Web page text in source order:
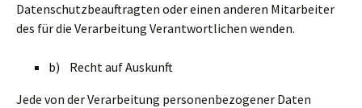
Datenschutzbeauftragten oder einen anderen Mitarbeiter
des für die Verarbeitung Verantwortlichen wenden.
b) Recht auf Auskunft
Jede von der Verarbeitung personenbezogener Daten